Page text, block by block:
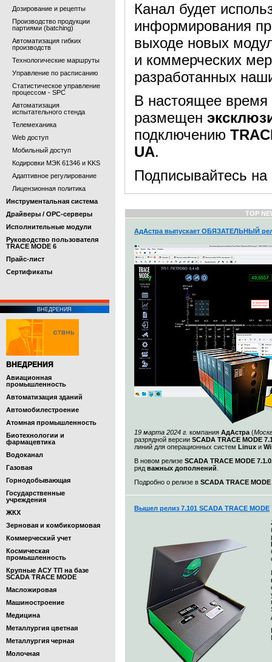
Дозирование и рецепты
Производство продукции
партиями (batching)
Автоматизация гибких
производств
Технологические маршруты
Управление по расписанию
Статистическое управление
процессом - SPC
Автоматизация
испытательного стенда
Телемеханика
Web доступ
Мобильный доступ
Кодировки МЭК 61346 и KKS
Адаптивное регулирование
Лицензионная политика
Инструментальная система
Драйверы / OPC-серверы
Исполнительные модули
Руководство пользователя
TRACE MODE 6
Прайс-лист
Cертификаты
ВНЕДРЕНИЯ
ВНЕДРЕНИЯ
Авиационная
промышленность
Автоматизация зданий
Автомобилестроение
Атомная промышленность
Биотехнологии и
фармацевтика
Водоканал
Газовая
Горнодобывающая
Государственные
учреждения
ЖКХ
Зерновая и комбикормовая
Коммерческий учет
Космическая
промышленность
Крупные АСУ ТП на базе
SCADA TRACE MODE
Масложировая
Машиностроение
Медицина
Металлургия цветная
Металлургия черная
Молочная
Канал будет
информирования
выходе новых
и коммерческих
разработанных
В настоящее
размещен
подключению
UA.
Подписывайтесь
TOP
АдАстра выпускает ОБЯЗАТЕЛЬНЫЙ
19 марта 2024 г. компания АдАстра (
разрядной версии SCADA TRACE MODE
линий для операционных систем Linux и
В новом релизе SCADA TRACE MODE
ряд важных дополнений
Подробно о релизе в SCADA TRACE MODE
Вышел релиз 7.101 SCADA TRACE MODE